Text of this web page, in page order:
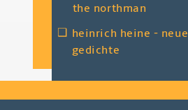
the northman
❑ heinrich heine - neue
gedichte